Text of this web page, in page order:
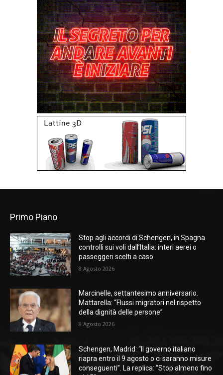
Primo Piano
Stop agli accordi di Schengen, in Spagna
controlli sui voli dall’Italia: interi aerei o
passeggeri scelti a caso
8 Agosto 2026
Marcinelle, settantesimo anniversario.
Mattarella: “Flussi migratori nel rispetto
della dignità delle persone”
8 Agosto 2026
Schengen, Madrid: “Il governo italiano
riapra entro il 9 agosto o ci saranno misure
conseguenti”. La replica: “Stop almeno fino